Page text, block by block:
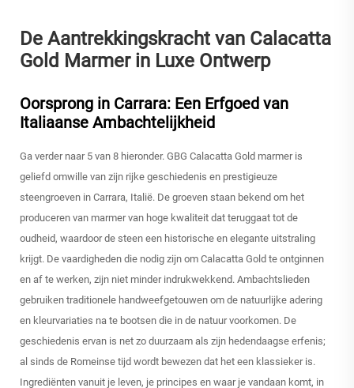
De Aantrekkingskracht van Calacatta
Gold Marmer in Luxe Ontwerp
Oorsprong in Carrara: Een Erfgoed van
Italiaanse Ambachtelijkheid
Ga verder naar 5 van 8 hieronder. GBG Calacatta Gold marmer is
geliefd omwille van zijn rijke geschiedenis en prestigieuze
steengroeven in Carrara, Italië. De groeven staan bekend om het
produceren van marmer van hoge kwaliteit dat teruggaat tot de
oudheid, waardoor de steen een historische en elegante uitstraling
krijgt. De vaardigheden die nodig zijn om Calacatta Gold te ontginnen
en af te werken, zijn niet minder indrukwekkend. Ambachtslieden
gebruiken traditionele handweefgetouwen om de natuurlijke adering
en kleurvariaties na te bootsen die in de natuur voorkomen. De
geschiedenis ervan is net zo duurzaam als zijn hedendaagse erfenis;
al sinds de Romeinse tijd wordt bewezen dat het een klassieker is.
Ingrediënten vanuit je leven, je principes en waar je vandaan komt, in